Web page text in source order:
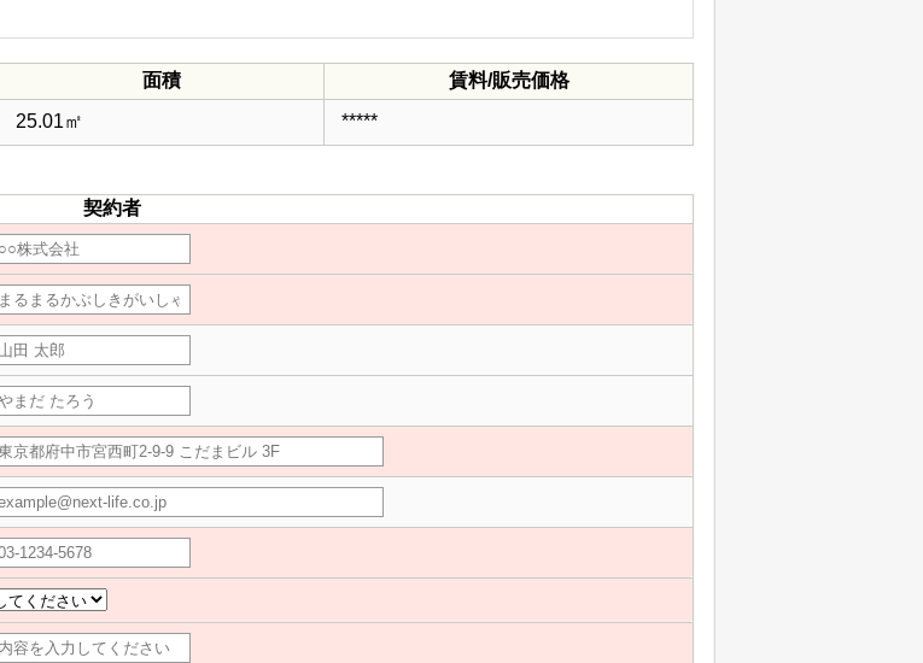
面積
賃料/販売価格
25.01㎡ *****
契約者